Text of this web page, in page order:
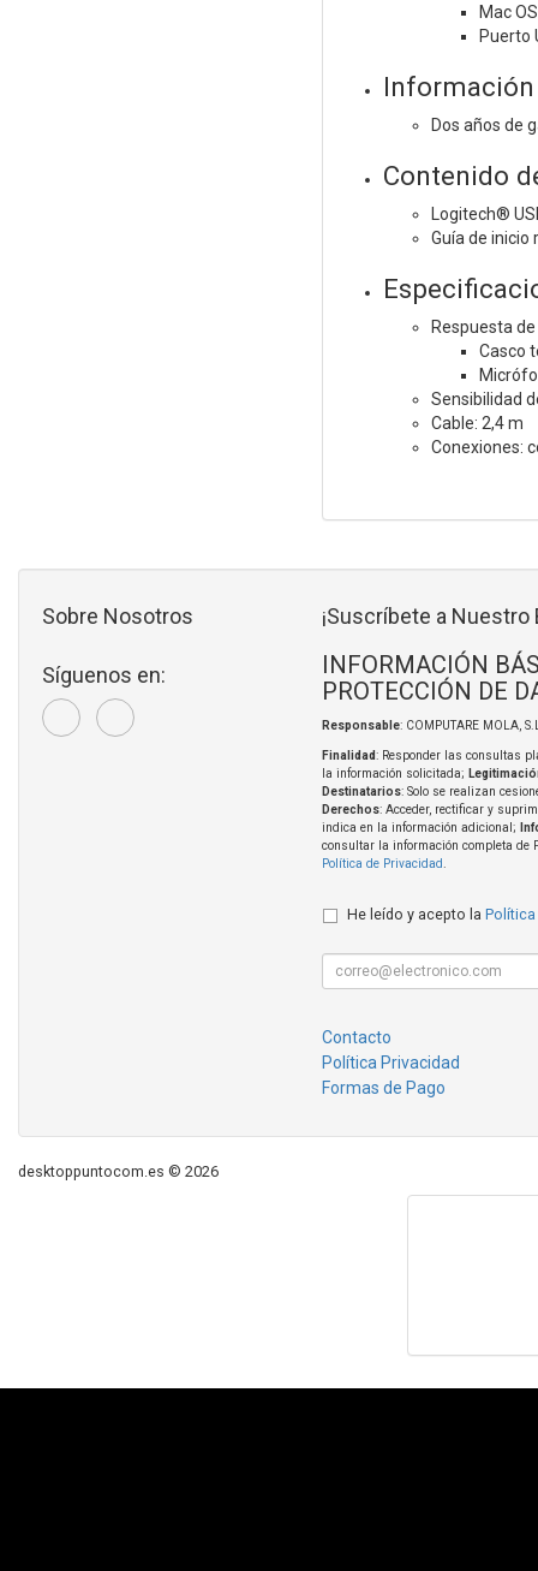
Mac
Puerto
Dos años de
Contenido
Logitech®
Guía de inicio
Respuesta
Casco
Sensibilidad
Cable: 2,4 m
Conexiones:
Sobre Nosotros
Síguenos en:
¡Suscríbete a Nuestro
INFORMACIÓN
PROTECCIÓN DE
Responsable: COMPUTARE MOLA,
Finalidad: Responder las consultas
la información solicitada;
Destinatarios: Solo se realizan
Derechos: Acceder, rectificar y
indica en la información adicional;
consultar la información completa de
Política de Privacidad
He leído y acepto la Política
Contacto
Política Privacidad
Formas de Pago
desktoppuntocom.es © 2026